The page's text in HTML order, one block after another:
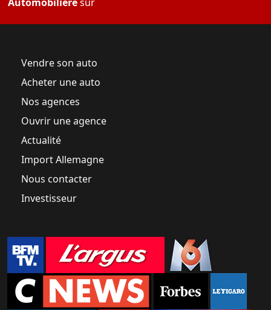
Vendre son auto
Acheter une auto
Nos agences
Ouvrir une agence
Actualité
Import Allemagne
Nous contacter
Investisseur